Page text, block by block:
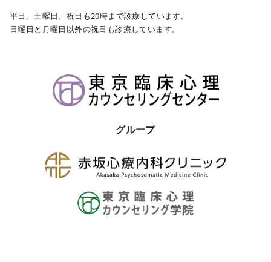
平日、土曜日、祝日も20時まで診療しています。
日曜日と月曜日以外の祝日も診療しています。
グループ